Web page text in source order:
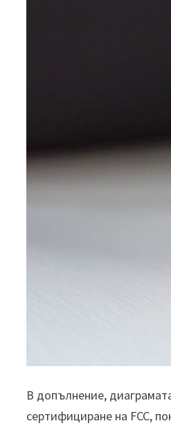
В допълнение,
сертифициране на FCC,